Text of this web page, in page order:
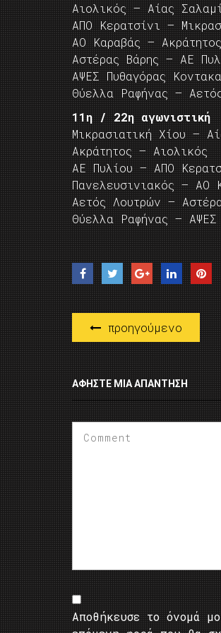
Αιολικός – Αίας
ΑΠΟ Κερατσίνι –
ΑΟ Καραβάς – Ακράτητος
Αστέρας Βάρης – ΑΕ
ΑΨΕΣ Πυθαγόρας
Θύελλα Ραφήνας –
11η / 22η αγωνιστική
Μικρασιατική Χίου –
Ακράτητος – Αιολικός
ΑΕ Πυλίου – ΑΠΟ
Πανελευσινιακός – ΑΟ
Αετός Λουτρών –
Θύελλα Ραφήνας – ΑΨΕΣ
προηγούμενο
ΑΦΉΣΤΕ ΜΙΑ ΑΠΆΝΤΗΣΗ
Αποθήκευσε το όνομά